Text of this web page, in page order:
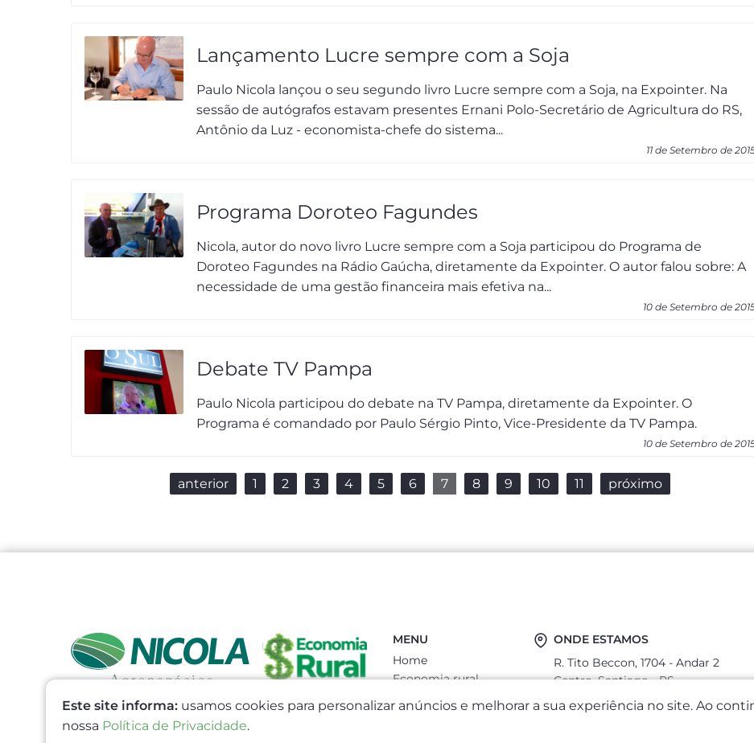
Lançamento Lucre sempre com a Soja
Paulo Nicola lançou o seu segundo livro Lucre sempre com a Soja, na Expointer. Na
sessão de autógrafos estavam presentes Ernani Polo-Secretário de Agricultura do RS,
Antônio da Luz - economista-chefe do sistema...
11 de Setembro de
Programa Doroteo Fagundes
Nicola, autor do novo livro Lucre sempre com a Soja participou do Programa de
Doroteo Fagundes na Rádio Gaúcha, diretamente da Expointer. O autor falou sobre: A
necessidade de uma gestão financeira mais efetiva na...
10 de Setembro de
Debate TV Pampa
Paulo Nicola participou do debate na TV Pampa, diretamente da Expointer. O
Programa é comandado por Paulo Sérgio Pinto, Vice-Presidente da TV Pampa.
10 de Setembro de
anterior 1 2 3 4 5 6 7 8 9 10 11 próximo
MENU
Home
Economia rural
Sobre
ONDE ESTAMOS
R. Tito Beccon, 1704 - Andar 2
Centro, Santiago - RS
CEP: 97700-400
Este site informa: usamos cookies para personalizar anúncios e melhorar a sua experiência no site. Ao
nossa Política de Privacidade.